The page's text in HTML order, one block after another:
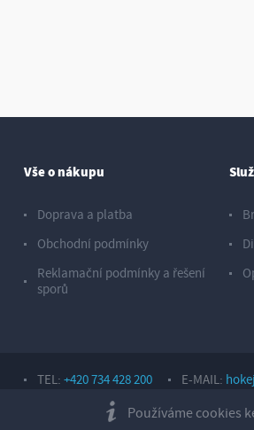
Vše o nákupu
Doprava a platba
Obchodní podmínky
Reklamační podmínky a řešení
sporů
TEL: +420 734 428 200 E-MAIL:
Copyright © 2026, Sport Hotárek s. r. o.
Používáme cookies